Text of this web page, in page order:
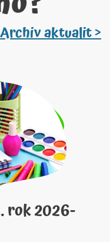
Archiv aktualit >
rok 2026-